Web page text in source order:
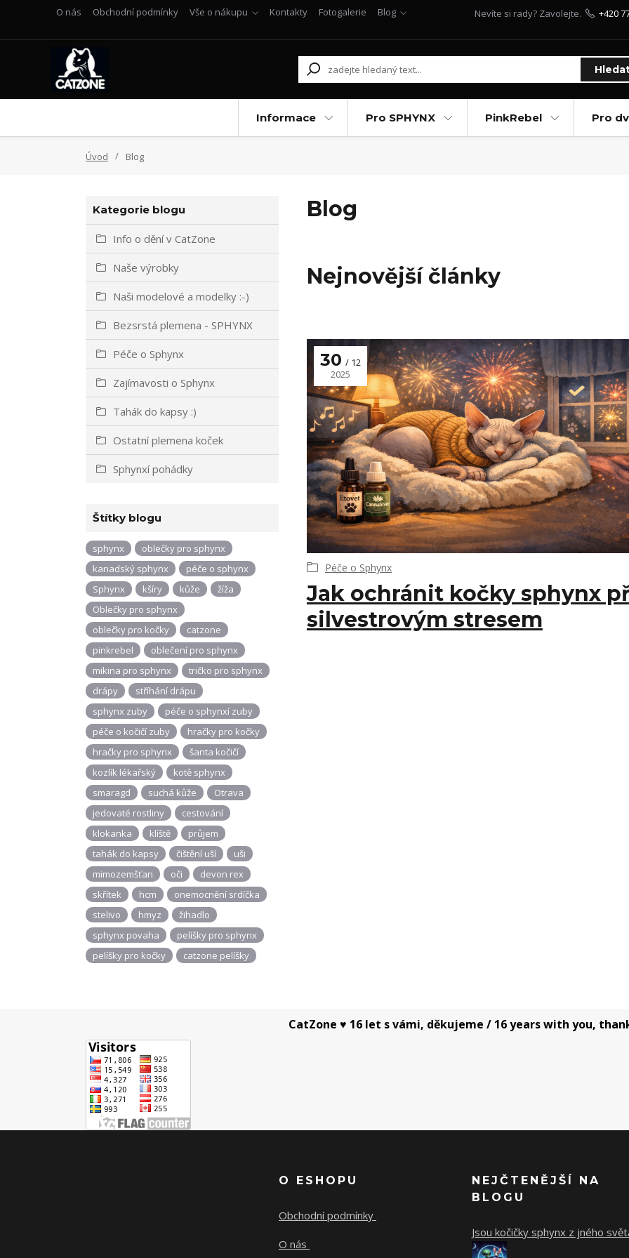
O nás Obchodní podmínky Vše o nákupu Kontakty Fotogalerie Blog Nevíte si rady? Zavolejte. +420
Informace Pro SPHYNX PinkRebel Pro
Úvod Blog
Kategorie blogu
Info o dění v CatZone
Naše výrobky
Naši modelové a modelky :-)
Bezsrstá plemena - SPHYNX
Péče o Sphynx
Zajímavosti o Sphynx
Tahák do kapsy :)
Ostatní plemena koček
Sphynxí pohádky
Štítky blogu
sphynx
oblečky pro sphynx
kanadský sphynx
péče o sphynx
Sphynx
kšíry kůže
žíža
Oblečky pro sphynx
oblečky pro kočky
catzone
pinkrebel
oblečení pro sphynx
mikina pro sphynx
tričko pro sphynx
drápy
stříhání drápu
sphynx zuby
péče o sphynxí zuby
péče o kočičí zuby
hračky pro kočky
hračky pro sphynx
šanta kočičí
kozlík lékařský
kotě sphynx
smaragd
suchá kůže
Otrava
jedovaté rostliny
cestování
klokanka
klíště
průjem
tahák do kapsy
čištění uší
uši
mimozemšťan
oči
devon rex
skřítek
hcm
onemocnění srdíčka
stelivo
hmyz
žihadlo
sphynx povaha
pelíšky pro sphynx
pelíšky pro kočky
catzone pelíšky
Blog
Nejnovější články
Jak ochránit kočky sphynx
silvestrovým stresem
30
12
2025
Péče o Sphynx
CatZone ♥ 16 let s vámi, děkujeme / 16 years with you,
O ESHOPU
Obchodní podmínky
O nás
NEJČTENĚJŠÍ NA
BLOGU
Jsou kočičky sphynx z jného